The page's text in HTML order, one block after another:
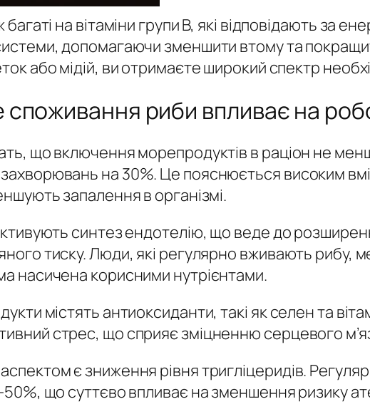
багаті на вітаміни групи B, які відповідають за
допомагаючи зменшити втому та
або мідій, ви отримаєте широкий спектр
споживання риби впливає на
що включення морепродуктів в раціон не
на 30%. Це пояснюється високим
запалення в організмі.
синтез ендотелію, що веде до
тиску. Люди, які регулярно вживають рибу,
насичена корисними нутрієнтами.
містять антиоксиданти, такі як селен та
стрес, що сприяє зміцненню серцевого
є зниження рівня тригліцеридів.
що суттєво впливає на зменшення ризику